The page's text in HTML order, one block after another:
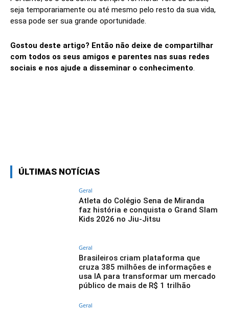
seja temporariamente ou até mesmo pelo resto da sua vida,
essa pode ser sua grande oportunidade.
Gostou deste artigo? Então não deixe de compartilhar
com todos os seus amigos e parentes nas suas redes
sociais e nos ajude a disseminar o conhecimento.
ÚLTIMAS NOTÍCIAS
Geral
Atleta do Colégio Sena de Miranda
faz história e conquista o Grand Slam
Kids 2026 no Jiu-Jitsu
Geral
Brasileiros criam plataforma que
cruza 385 milhões de informações e
usa IA para transformar um mercado
público de mais de R$ 1 trilhão
Geral